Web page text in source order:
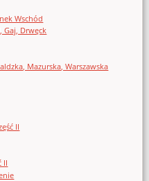
Wschód
Gaj, Drwęck
Mazurska, Warszawska
II
II